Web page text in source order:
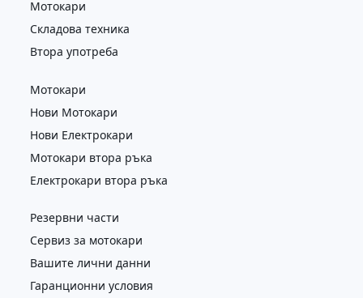
Мотокари
Складова техника
Втора употреба
Мотокари
Нови Мотокари
Нови Електрокари
Мотокари втора ръка
Електрокари втора ръка
Резервни части
Сервиз за мотокари
Вашите лични данни
Гаранционни условия